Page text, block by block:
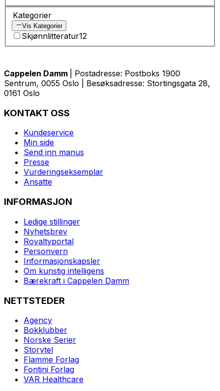
Kategorier
Vis Kategorier
Skjønnlitteratur12
Cappelen Damm
| Postadresse: Postboks 1900
Sentrum, 0055 Oslo | Besøksadresse: Stortingsgata 28,
0161 Oslo
KONTAKT OSS
Kundeservice
Min side
Send inn manus
Presse
Vurderingseksemplar
Ansatte
INFORMASJON
Ledige stillinger
Nyhetsbrev
Royaltyportal
Personvern
Informasjonskapsler
Om kunstig intelligens
Bærekraft i Cappelen Damm
NETTSTEDER
Agency
Bokklubber
Norske Serier
Storytel
Flamme Forlag
Fontini Forlag
VAR Healthcare